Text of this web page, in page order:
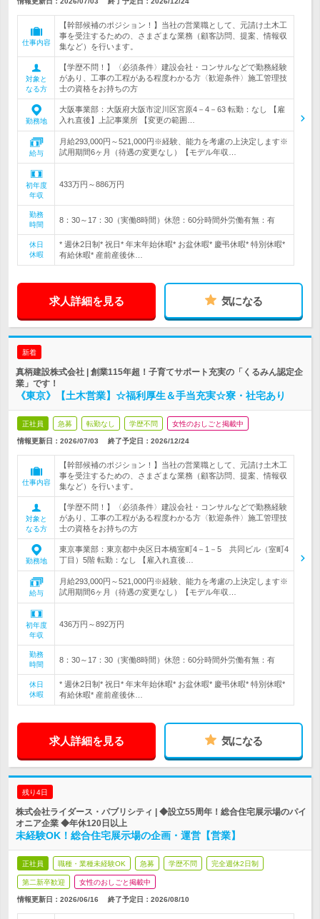
仕事内容
【幹部候補のポジション！】当社の営業職として、元請け土木工
事を受注するための、さまざまな業務（顧客訪問、提案、情報収
集など）を行います。
対象と
なる方
【学歴不問！】〈必須条件〉建設会社・コンサルなどで勤務経験
があり、工事の工程がある程度わかる方〈歓迎条件〉施工管理技
士の資格をお持ちの方
勤務地
大阪事業部：大阪府大阪市淀川区宮原4－4－63 転勤：なし 【雇
入れ直後】上記事業所 【変更の範囲…
給与
月給293,000円～521,000円※経験、能力を考慮の上決定します※
試用期間6ヶ月（待遇の変更なし）【モデル年収…
初年度
年収
433万円～886万円
勤務
時間
8：30～17：30（実働8時間）休憩：60分時間外労働有無：有
休日
休暇
* 週休2日制* 祝日* 年末年始休暇* お盆休暇* 慶弔休暇* 特別休暇*
有給休暇* 産前産後休…
求人詳細を見る 気になる
新着
真柄建設株式会社 | 創業115年超！子育てサポート充実の「くるみん認定企
業」です！
《東京》【土木営業】☆福利厚生＆手当充実☆寮・社宅あり
正社員 急募 転勤なし 学歴不問 女性のおしごと掲載中
情報更新日：2026/07/03 終了予定日： 2026/12/24
仕事内容
【幹部候補のポジション！】当社の営業職として、元請け土木工
事を受注するための、さまざまな業務（顧客訪問、提案、情報収
集など）を行います。
対象と
なる方
【学歴不問！】〈必須条件〉建設会社・コンサルなどで勤務経験
があり、工事の工程がある程度わかる方〈歓迎条件〉施工管理技
士の資格をお持ちの方
勤務地
東京事業部：東京都中央区日本橋室町4－1－5 共同ビル（室町4
丁目）5階 転勤：なし 【雇入れ直後…
給与
月給293,000円～521,000円※経験、能力を考慮の上決定します※
試用期間6ヶ月（待遇の変更なし）【モデル年収…
初年度
年収
436万円～892万円
勤務
時間
8：30～17：30（実働8時間）休憩：60分時間外労働有無：有
休日
休暇
* 週休2日制* 祝日* 年末年始休暇* お盆休暇* 慶弔休暇* 特別休暇*
有給休暇* 産前産後休…
求人詳細を見る 気になる
残り4日
株式会社ライダース・パブリシティ | ◆設立55周年！総合住宅展示場のパイ
オニア企業 ◆年休120日以上
未経験OK！総合住宅展示場の企画・運営【営業】
正社員 職種・業種未経験OK 急募 学歴不問 完全週休2日制
第二新卒歓迎 女性のおしごと掲載中
情報更新日：2026/06/16 終了予定日： 2026/08/10